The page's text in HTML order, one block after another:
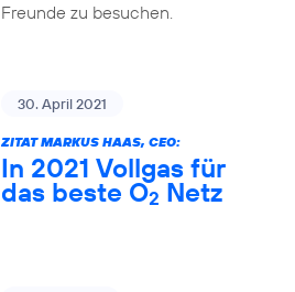
Freunde zu besuchen.
30. April 2021
ZITAT MARKUS HAAS, CEO:
In 2021 Vollgas für
das beste O2 Netz